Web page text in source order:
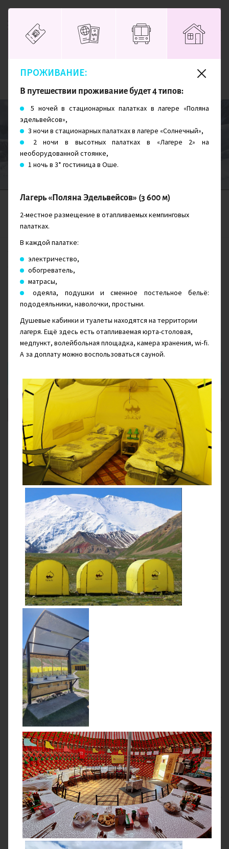
Главная
Киргизия
Памир: восхождение на пики Юхина и Раздельная
Памир: восхождение на пики Юхина и
СЛОЖНОСТЬ
8/10
ПРОЖИВАНИЕ
12
опытными гидами, проживание в обустроенных лагерях и
всего 2 ночи в высотных палатках.
Июль - Август
от $1 225
Добавить в Избранное
Комментарий руководителя Клуба:
Николай Хоруженко
В этом путешествии вас ждут 12 незабываемых дней в
первозданных горах Памира, головокружительные виды
на знаменитый пик Ленина ивосхождение на две
вершины:пик Юхина (5 130 м) и пик Раздельная (6 148 м).
Покорение высоты6 000 метров— это настоящее
испытание и проверка себя на прочность. Для участия
ПРОЖИВАНИЕ:
В путешествии проживание будет 4 типов:
5 ночей в стационарных палатках в лагере «Поляна
эдельвейсов»,
3 ночи в стационарных палатках в лагере «Солнечный»,
2 ночи в высотных палатках в «Лагере 2» на
необорудованной стоянке,
1 ночь в 3* гостиница в Оше.
Лагерь «Поляна Эдельвейсов» (3 600 м)
2-местное размещение в отапливаемых кемпинговых
палатках.
В каждой палатке:
электричество,
обогреватель,
матрасы,
одеяла, подушки и сменное постельное бельё:
пододеяльники, наволочки, простыни.
Душевые кабинки и туалеты находятся на территории
лагеря. Ещё здесь есть отапливаемая юрта-столовая,
медпункт, волейбольная площадка, камера хранения, wi-fi.
А за доплату можно воспользоваться сауной.